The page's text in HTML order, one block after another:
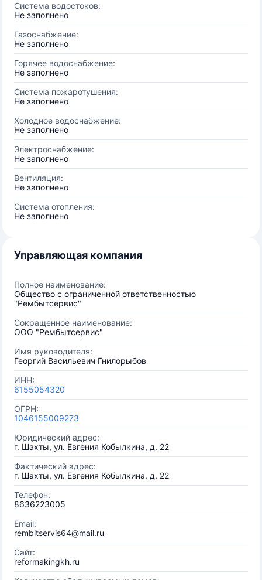
Система водостоков:
Не заполнено
Газоснабжение:
Не заполнено
Горячее водоснабжение:
Не заполнено
Система пожаротушения:
Не заполнено
Холодное водоснабжение:
Не заполнено
Электроснабжение:
Не заполнено
Вентиляция:
Не заполнено
Система отопления:
Не заполнено
Управляющая компания
Полное наименование:
Общество с ограниченной ответственностью
"Рембытсервис"
Сокращенное наименование:
ООО "Рембытсервис"
Имя руководителя:
Георгий Васильевич Гнилорыбов
ИНН:
6155054320
ОГРН:
1046155009273
Юридический адрес:
г. Шахты, ул. Евгения Кобылкина, д. 22
Фактический адрес:
г. Шахты, ул. Евгения Кобылкина, д. 22
Телефон:
8636223005
Email:
rembitservis64@mail.ru
Сайт:
reformakingkh.ru